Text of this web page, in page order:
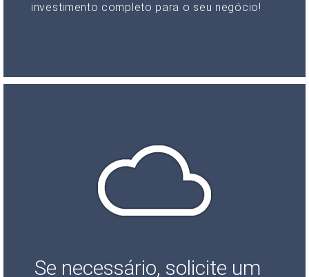
investimento completo para o seu negócio!
Se necessário, solicite um